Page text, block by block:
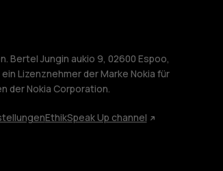
Bertel Jungin aukio 9, 02600 Espoo,
Lizenznehmer der Marke Nokia für
der Nokia Corporation.
EthikSpeak Up channel